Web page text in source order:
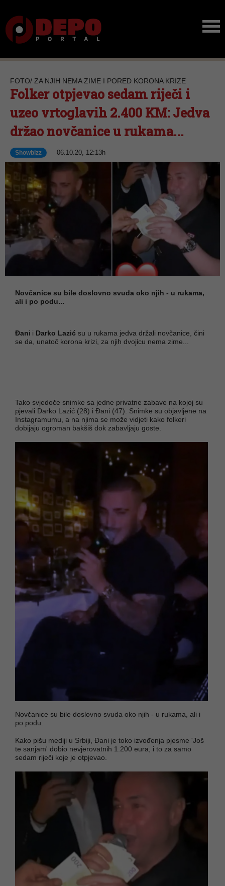
FOTO/ ZA NJIH NEMA ZIME I PORED KORONA KRIZE
Folker otpjevao sedam riječi i
uzeo vrtoglavih 2.400 KM: Jedva
držao novčanice u rukama...
Showbizz 06.10.20, 12:13h
Novčanice su bile doslovno svuda oko njih - u rukama,
ali i po podu...
Đani i Darko Lazić su u rukama jedva držali novčanice, čini
se da, unatoč korona krizi, za njih dvojicu nema zime...
Tako svjedoče snimke sa jedne privatne zabave na kojoj su
pjevali Darko Lazić (28) i Đani (47). Snimke su objavljene na
Instagramumu, a na njima se može vidjeti kako folkeri
dobijaju ogroman bakšiš dok zabavljaju goste.
Novčanice su bile doslovno svuda oko njih - u rukama, ali i
po podu.
Kako pišu mediji u Srbiji, Đani je toko izvođenja pjesme 'Još
te sanjam' dobio nevjerovatnih 1.200 eura, i to za samo
sedam riječi koje je otpjevao.